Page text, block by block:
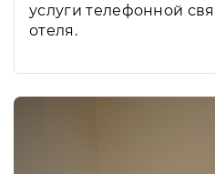
услуги телефонной
отеля.